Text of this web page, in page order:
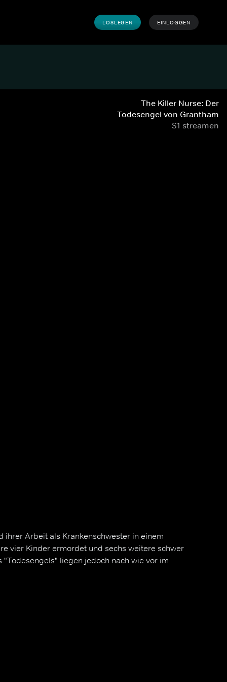
LOSLEGEN EINLOGGEN
The Killer Nurse: Der
Todesengel von Grantham
S1 streamen
ihrer Arbeit als Krankenschwester in einem
vier Kinder ermordet und sechs weitere schwer
liegen jedoch nach wie vor im